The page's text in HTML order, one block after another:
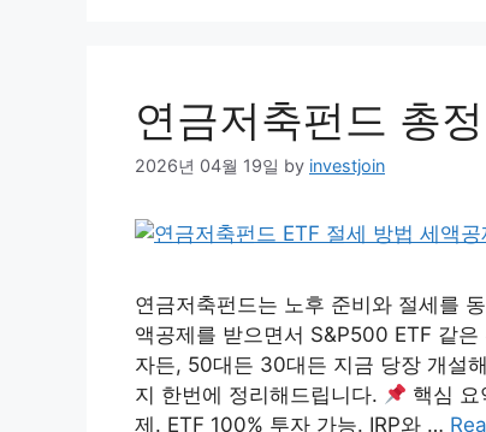
연금저축펀드 총
2026년 04월 19일 by investjoin
연금저축펀드는 노후 준비와 절세를
액공제를 받으면서 S&P500 ETF 같
자든, 50대든 30대든 지금 당장 개설
지 한번에 정리해드립니다.
핵심
제. ETF 100% 투자 가능. IRP와 …